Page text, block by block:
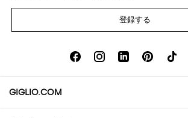
登録する
GIGLIO.COM